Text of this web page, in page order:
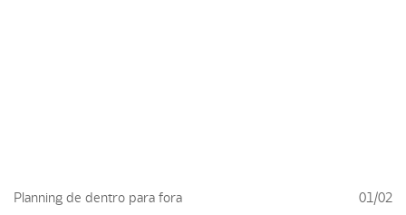
Planning de dentro para fora 01/02